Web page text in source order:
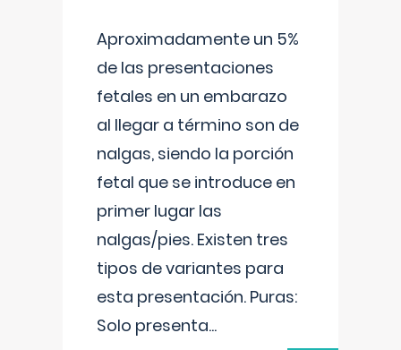
Aproximadamente un 5%
de las presentaciones
fetales en un embarazo
al llegar a término son de
nalgas, siendo la porción
fetal que se introduce en
primer lugar las
nalgas/pies. Existen tres
tipos de variantes para
esta presentación. Puras:
Solo presenta...